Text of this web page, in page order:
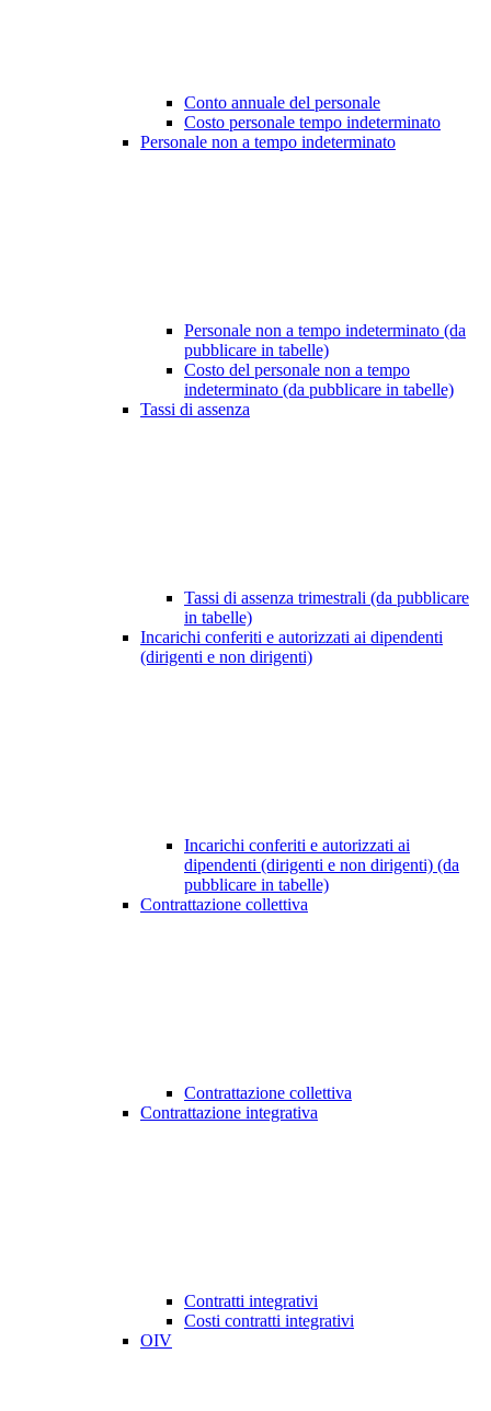
Conto annuale del personale
Costo personale tempo indeterminato
Personale non a tempo indeterminato
Personale non a tempo indeterminato (da
pubblicare in tabelle)
Costo del personale non a tempo
indeterminato (da pubblicare in tabelle)
Tassi di assenza
Tassi di assenza trimestrali (da pubblicare
in tabelle)
Incarichi conferiti e autorizzati ai dipendenti
(dirigenti e non dirigenti)
Incarichi conferiti e autorizzati ai
dipendenti (dirigenti e non dirigenti) (da
pubblicare in tabelle)
Contrattazione collettiva
Contrattazione collettiva
Contrattazione integrativa
Contratti integrativi
Costi contratti integrativi
OIV